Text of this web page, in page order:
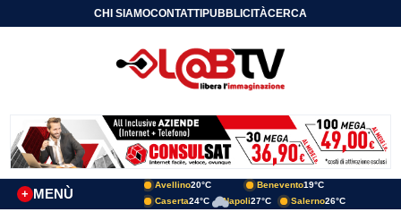
CHI SIAMOCONTATTIPUBBLICITÀCERCA
MENÙ
+
Avellino20°C Benevento19°C
Caserta24°C Napoli27°C Salerno26°C